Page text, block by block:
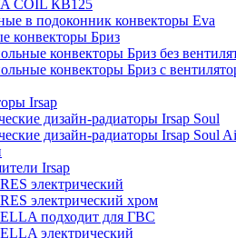
COIL КВ125
в подоконник конвекторы Eva
конвекторы Бриз
конвекторы Бриз без
конвекторы Бриз с
Irsap
дизайн-радиаторы Irsap Soul
дизайн-радиаторы Irsap Soul
Irsap
электрический
электрический хром
подходит для ГВС
электрический